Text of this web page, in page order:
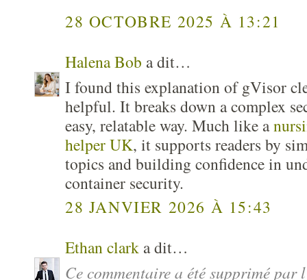
28 OCTOBRE 2025 À 13:21
Halena Bob a dit…
I found this explanation of gVisor
helpful. It breaks down a complex
easy, relatable way. Much like a
helper UK, it supports readers by
topics and building confidence in
container security.
28 JANVIER 2026 À 15:43
Ethan clark a dit…
Ce commentaire a été supprimé par